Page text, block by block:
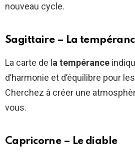
nouveau cycle.
Sagittaire – La
La carte de la tempérance
d’harmonie et d’équilibre pour
Cherchez à créer une
vous.
Capricorne – Le diable